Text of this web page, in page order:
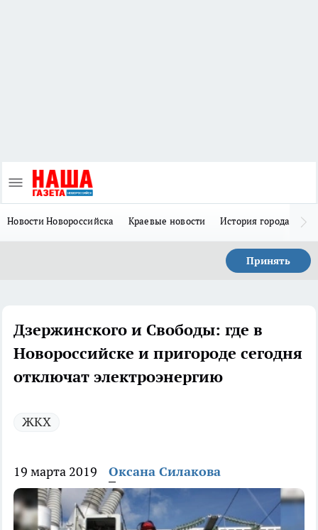
Новости Новороссийска Краевые новости История города Н
Принять
Дзержинского и Свободы: где в
Новороссийске и пригороде сегодня
отключат электроэнергию
ЖКХ
19 марта 2019 Оксана Силакова